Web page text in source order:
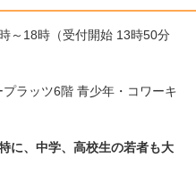
～18時（受付開始 13時50分
ラッツ6階 青少年・コワーキ
に、中学、高校生の若者も大